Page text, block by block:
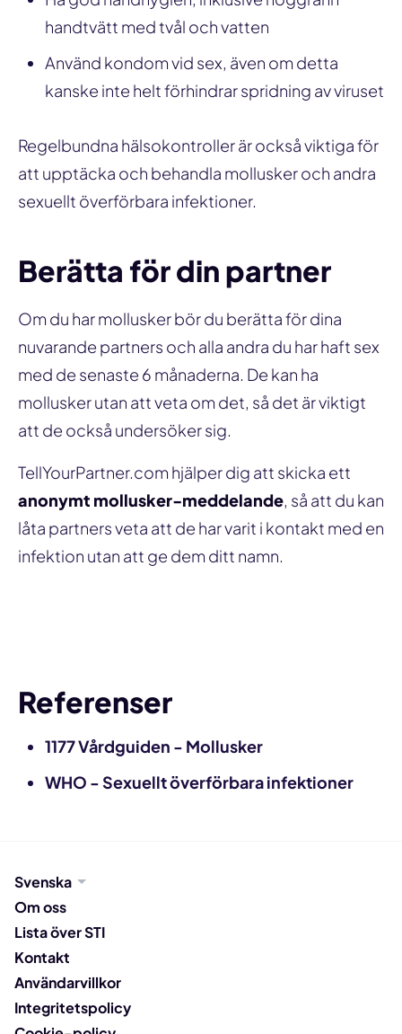
handtvätt med tvål och vatten
Använd kondom vid sex, även om detta
kanske inte helt förhindrar spridning av viruset
Regelbundna hälsokontroller är också viktiga för
att upptäcka och behandla mollusker och andra
sexuellt överförbara infektioner.
Berätta för din partner
Om du har mollusker bör du berätta för dina
nuvarande partners och alla andra du har haft sex
med de senaste 6 månaderna. De kan ha
mollusker utan att veta om det, så det är viktigt
att de också undersöker sig.
TellYourPartner.com hjälper dig att skicka ett
anonymt mollusker-meddelande, så att du kan
låta partners veta att de har varit i kontakt med en
infektion utan att ge dem ditt namn.
Referenser
1177 Vårdguiden - Mollusker
WHO - Sexuellt överförbara infektioner
Svenska
Om oss
Lista över STI
Kontakt
Användarvillkor
Integritetspolicy